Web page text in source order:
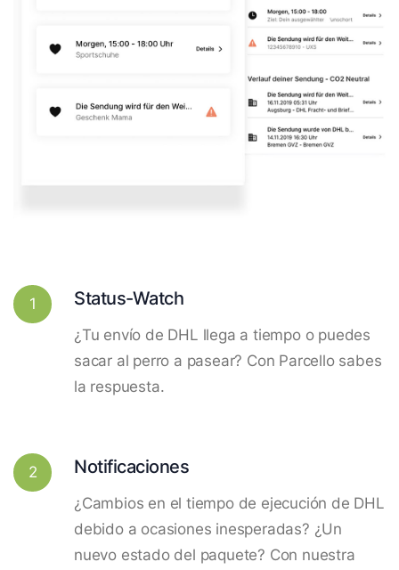
1 Status-Watch
¿Tu envío de DHL llega a tiempo o puedes
sacar al perro a pasear? Con Parcello sabes
la respuesta.
2 Notificaciones
¿Cambios en el tiempo de ejecución de DHL
debido a ocasiones inesperadas? ¿Un
nuevo estado del paquete? Con nuestra